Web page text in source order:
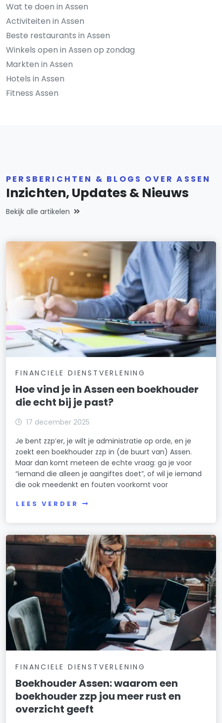
Wat te doen in Assen
Activiteiten in Assen
Beste restaurants in Assen
Winkels open in Assen op zondag
Markten in Assen
Hotels in Assen
Fitness Assen
PERSBERICHTEN & BLOGS OVER ASSEN
Inzichten, Updates & Nieuws
Bekijk alle artikelen
FINANCIELE DIENSTVERLENING
Hoe vind je in Assen een boekhouder
die echt bij je past?
17 december 2025
Je bent zzp’er, je wilt je administratie op orde, en je
zoekt een boekhouder zzp in (de buurt van) Assen.
Maar dan komt meteen de echte vraag: ga je voor
“iemand die alleen je aangiftes doet”, of wil je iemand
die ook meedenkt en fouten voorkomt voor
LEES VERDER
FINANCIELE DIENSTVERLENING
Boekhouder Assen: waarom een
boekhouder zzp jou meer rust en
overzicht geeft